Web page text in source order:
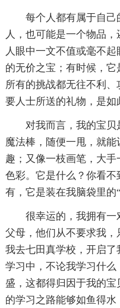
每个人都有属于自
人，也可能是一个物品
人眼中一文不值或毫不
的无价之宝；有时候，它
所有的挑战都无往不利
要人士所送的礼物，是如
对我而言，我的宝
魔法棒，随便一甩，就
趣；又像一枝画笔，大
色彩。它是什么？你看
有，它是装在我脑袋里的“
很幸运的，我拥有
父母，他们从不要求我
我去七田真学校，开启
学习中，不论我学习什
盛，这都得归因于我的
的学习之路能够如鱼得水